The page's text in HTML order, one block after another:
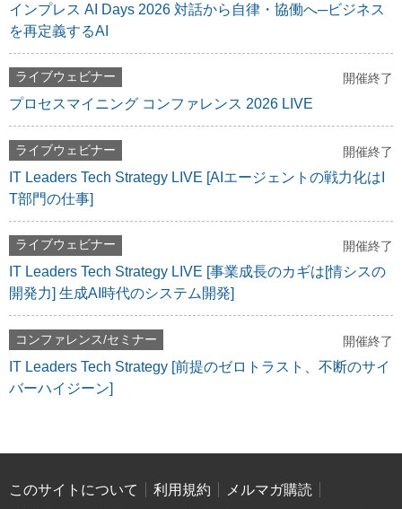
インプレス AI Days 2026 対話から自律・協働へ─ビジネス
を再定義するAI
ライブウェビナー 開催終了
プロセスマイニング コンファレンス 2026 LIVE
ライブウェビナー 開催終了
IT Leaders Tech Strategy LIVE [AIエージェントの戦力化はI
T部門の仕事]
ライブウェビナー 開催終了
IT Leaders Tech Strategy LIVE [事業成長のカギは[情シスの
開発力] 生成AI時代のシステム開発]
コンファレンス/セミナー 開催終了
IT Leaders Tech Strategy [前提のゼロトラスト、不断のサイ
バーハイジーン]
このサイトについて 利用規約
メルマガ購読